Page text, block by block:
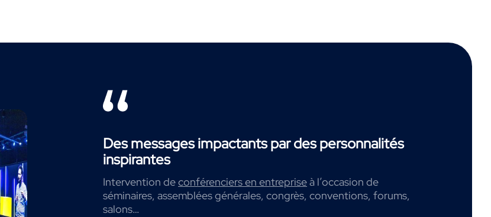
Des messages impactants par des personnalités
inspirantes
Intervention deconférenciers en entrepriseà l’occasion de
séminaires, assemblées générales, congrès, conventions, forums,
salons…